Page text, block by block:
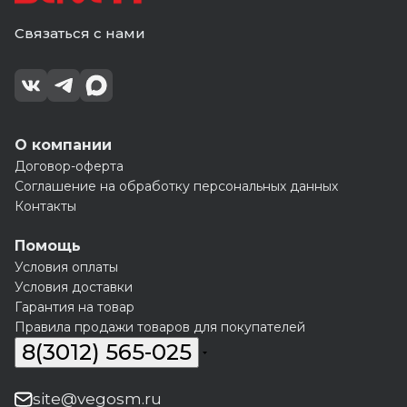
Связаться с нами
О компании
Договор-оферта
Соглашение на обработку персональных данных
Контакты
Помощь
Условия оплаты
Условия доставки
Гарантия на товар
Правила продажи товаров для покупателей
8(3012) 565-025
site@vegosm.ru